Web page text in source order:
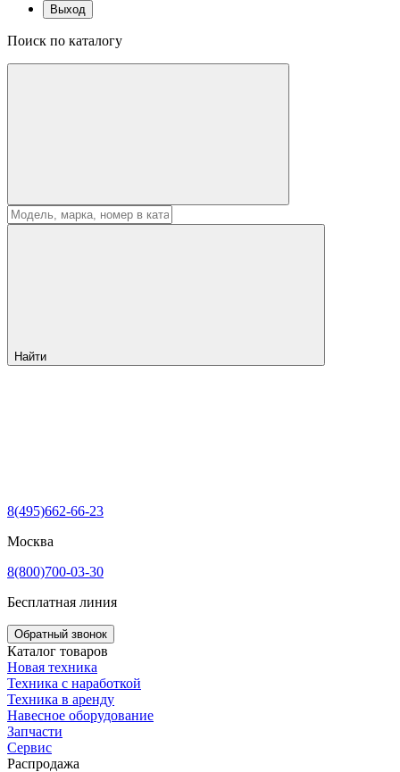
Выход
Поиск по каталогу
Найти
8(495)662-66-23
Москва
8(800)700-03-30
Бесплатная линия
Обратный звонок
Каталог товаров
Новая техника
Техника с наработкой
Техника в аренду
Навесное оборудование
Запчасти
Сервис
Распродажа